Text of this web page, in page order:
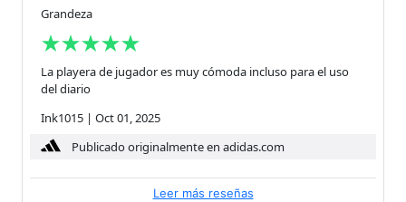
Grandeza
La playera de jugador es muy cómoda incluso para el uso
del diario
Ink1015 | Oct 01, 2025
Publicado originalmente en adidas.com
Leer más reseñas